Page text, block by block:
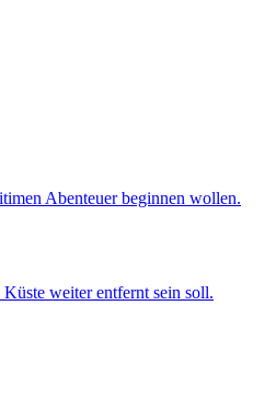
Abenteuer beginnen wollen.
weiter entfernt sein soll.